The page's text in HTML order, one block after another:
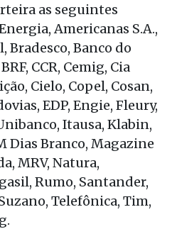
as seguintes
Americanas S.A.,
Bradesco, Banco do
CCR, Cemig, Cia
Cielo, Copel, Cosan,
EDP, Engie, Fleury,
Itausa, Klabin,
Dias Branco, Magazine
MRV, Natura,
Rumo, Santander,
Telefônica, Tim,